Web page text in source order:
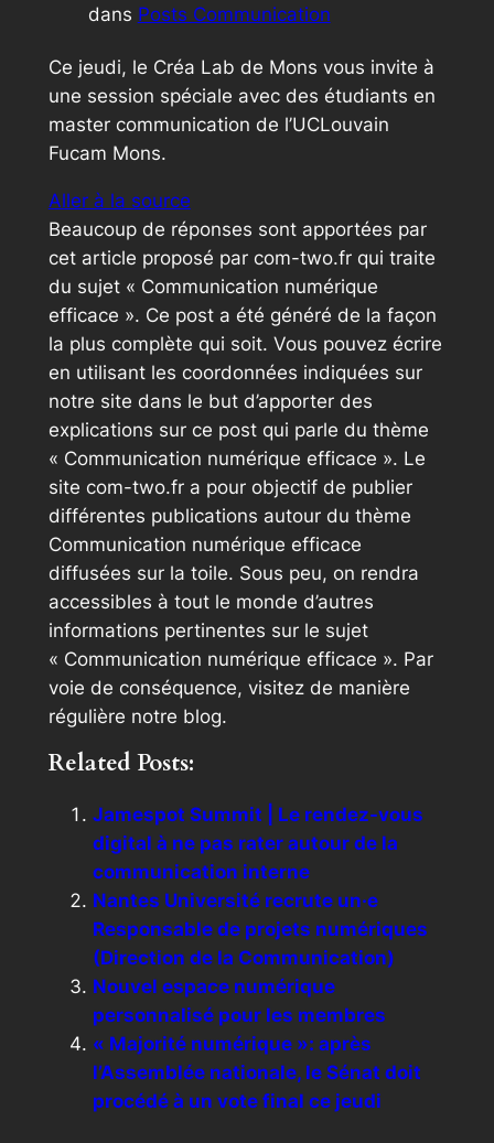
dans Posts Communication
Ce jeudi, le Créa Lab de Mons vous invite à
une session spéciale avec des étudiants en
master communication de l’UCLouvain
Fucam Mons.
Aller à la source
Beaucoup de réponses sont apportées par
cet article proposé par com-two.fr qui traite
du sujet « Communication numérique
efficace ». Ce post a été généré de la façon
la plus complète qui soit. Vous pouvez écrire
en utilisant les coordonnées indiquées sur
notre site dans le but d’apporter des
explications sur ce post qui parle du thème
« Communication numérique efficace ». Le
site com-two.fr a pour objectif de publier
différentes publications autour du thème
Communication numérique efficace
diffusées sur la toile. Sous peu, on rendra
accessibles à tout le monde d’autres
informations pertinentes sur le sujet
« Communication numérique efficace ». Par
voie de conséquence, visitez de manière
régulière notre blog.
Related Posts:
Jamespot Summit | Le rendez-vous
digital à ne pas rater autour de la
communication interne
Nantes Université recrute un·e
Responsable de projets numériques
(Direction de la Communication)
Nouvel espace numérique
personnalisé pour les membres
« Majorité numérique »: après
l’Assemblée nationale, le Sénat doit
procédé à un vote final ce jeudi